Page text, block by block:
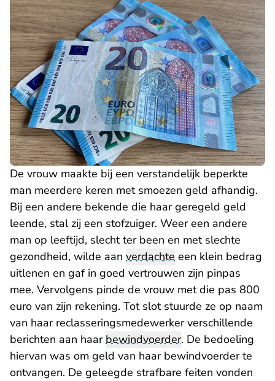
De vrouw maakte bij een verstandelijk beperkte
man meerdere keren met smoezen geld afhandig.
Bij een andere bekende die haar geregeld geld
leende, stal zij een stofzuiger. Weer een andere
man op leeftijd, slecht ter been en met slechte
gezondheid, wilde aan verdachte een klein bedrag
uitlenen en gaf in goed vertrouwen zijn pinpas
mee. Vervolgens pinde de vrouw met die pas 800
euro van zijn rekening. Tot slot stuurde ze op naam
van haar reclasseringsmedewerker verschillende
berichten aan haarbewindvoerder. De bedoeling
hiervan was om geld van haar bewindvoerder te
ontvangen. De geleegde strafbare feiten vonden